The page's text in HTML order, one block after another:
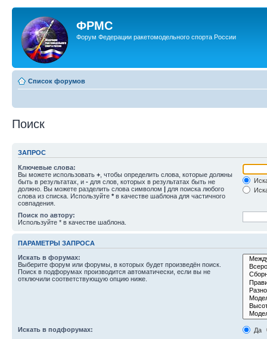
ФРМС
Форум Федерации ракетомодельного спорта России
Список форумов
Поиск
ЗАПРОС
Ключевые слова:
Вы можете использовать + , чтобы определить слова, которые должны
быть в результатах, и - для слов, которых в результатах быть не
должно. Вы можете разделить слова символом | для поиска любого
слова из списка. Используйте * в качестве шаблона для частичного
совпадения.
Поиск по автору:
Используйте * в качестве шаблона.
ПАРАМЕТРЫ ЗАПРОСА
Искать в форумах:
Выберите форум или форумы, в которых будет произведён поиск.
Поиск в подфорумах производится автоматически, если вы не
отключили соответствующую опцию ниже.
Искать в подфорумах:
Да